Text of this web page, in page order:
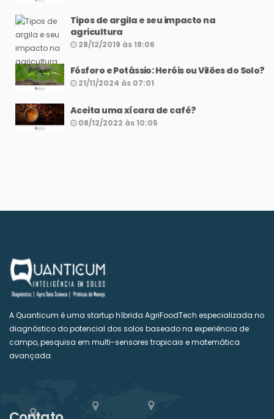
Tipos de argila e seu impacto na
agricultura
28/12/2019 às 18:06
Fósforo e Potássio: Heróis ou Vilões do Solo?
21/11/2024 às 07:01
Aceita uma xícara de café?
08/12/2022 às 10:05
A Quanticum é uma startup híbrida AgriFoodTech especializada no
diagnóstico do potencial dos solos baseado na experiência de
campo, pesquisa em multi-sensores tropicais e matemática
avançada.